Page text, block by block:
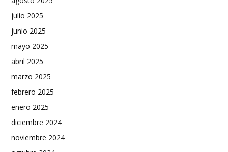
julio 2025
junio 2025
mayo 2025
abril 2025
marzo 2025
febrero 2025
enero 2025
diciembre 2024
noviembre 2024